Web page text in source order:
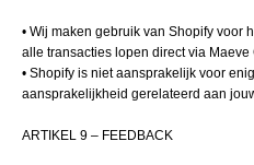
• Wij maken gebruik van Shopify voor
alle transacties lopen direct via Maeve
• Shopify is niet aansprakelijk voor
aansprakelijkheid gerelateerd aan
ARTIKEL 9 – FEEDBACK